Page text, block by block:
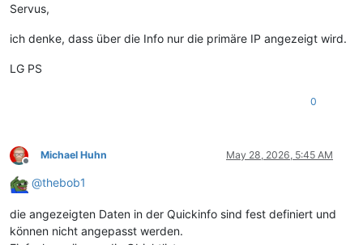
Servus,
ich denke, dass über die Info nur die primäre IP angezeigt wird.
LG PS
0
Offline
Michael Huhn May 28, 2026, 5:45 AM
@thebob1
die angezeigten Daten in der Quickinfo sind fest definiert und
können nicht angepasst werden.